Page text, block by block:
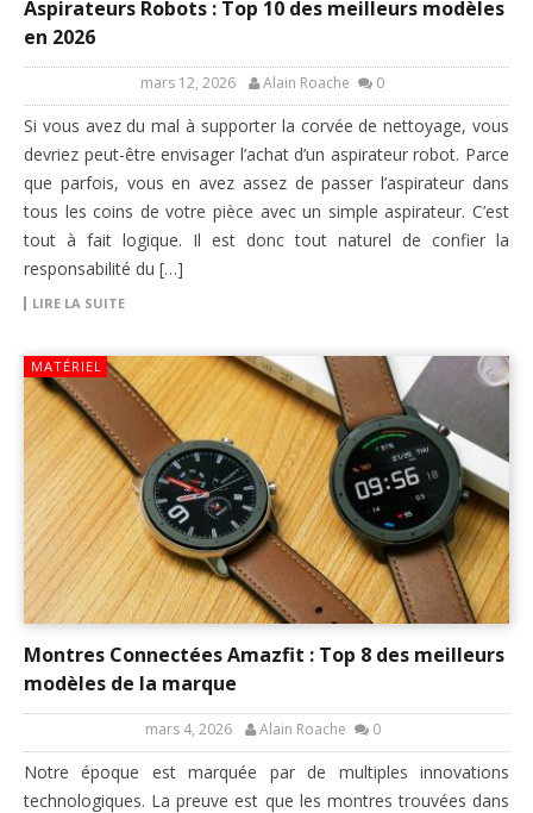
Aspirateurs Robots : Top 10 des meilleurs modèles
en 2026
mars 12, 2026 Alain Roache 0
Si vous avez du mal à supporter la corvée de nettoyage, vous
devriez peut-être envisager l’achat d’un aspirateur robot. Parce
que parfois, vous en avez assez de passer l’aspirateur dans
tous les coins de votre pièce avec un simple aspirateur. C’est
tout à fait logique. Il est donc tout naturel de confier la
responsabilité du […]
LIRE LA SUITE
MATÉRIEL
Montres Connectées Amazfit : Top 8 des meilleurs
modèles de la marque
mars 4, 2026 Alain Roache 0
Notre époque est marquée par de multiples innovations
technologiques. La preuve est que les montres trouvées dans